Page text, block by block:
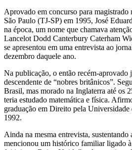
Aprovado em concurso para magistrado
São Paulo (TJ-SP) em 1995, José
na época, um nome que chamava
Lancelot Dodd Canterbury Caterham
se apresentou em uma entrevista ao
dezembro daquele ano.
Na publicação, o então recém-aprovado
descendente de “nobres britânicos”.
Brasil, mas morado na Inglaterra até os
teria estudado matemática e física.
graduação em Direito pela
1992.
Ainda na mesma entrevista, sustentando
mencionou um histórico familiar ligado